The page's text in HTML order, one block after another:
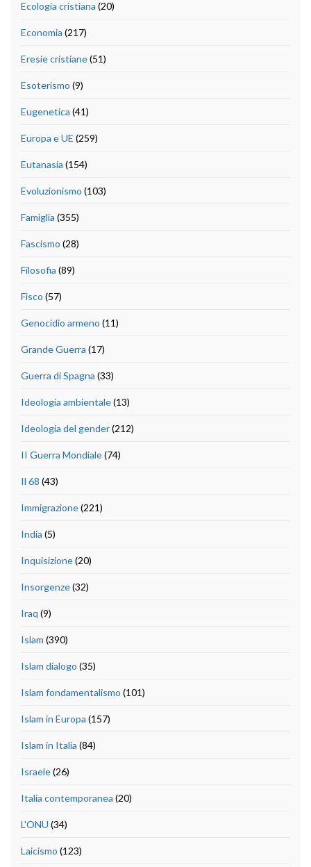
Ecologia cristiana (20)
Economia (217)
Eresie cristiane(51)
Esoterismo (9)
Eugenetica (41)
Europa e UE (259)
Eutanasia (154)
Evoluzionismo (103)
Famiglia (355)
Fascismo (28)
Filosofia (89)
Fisco (57)
Genocidio armeno (11)
Grande Guerra (17)
Guerra di Spagna (33)
Ideologia ambientale(13)
Ideologia del gender(212)
II Guerra Mondiale(74)
Il 68 (43)
Immigrazione(221)
India (5)
Inquisizione(20)
Insorgenze(32)
Iraq (9)
Islam (390)
Islam dialogo (35)
Islam fondamentalismo (101)
Islam in Europa (157)
Islam in Italia (84)
Israele(26)
Italia contemporanea (20)
L'ONU (34)
Laicismo (123)